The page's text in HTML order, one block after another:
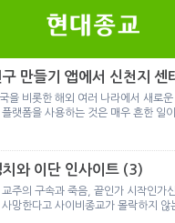
구 만들기 앱에서 신천지 센
험한 9개월 포섭의 전 과정
을 비롯한 해외 여러 나라에서 새로
플랫폼을 사용하는 것은 매우 흔한 일
치와 이단 인사이트 (3)
주의 구속과 죽음, 끝인가 시작인가
사망한다고 사이비종교가 몰락하지 않